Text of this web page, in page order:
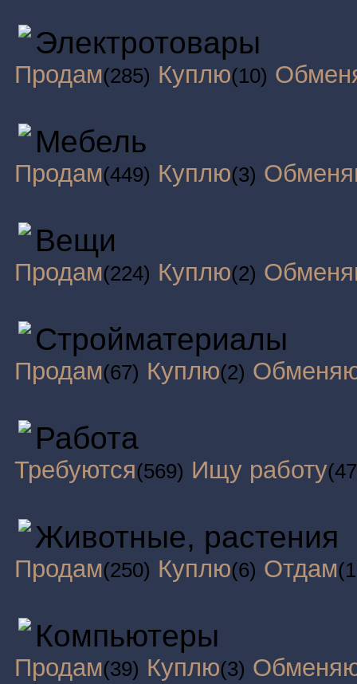
Электротовары
Продам(285) Куплю(10)
Мебель
Продам(449) Куплю(3)
Вещи
Продам(224) Куплю(2)
Стройматериалы
Продам(67) Куплю(2)
Работа
Требуются(569) Ищу работу
Животные, растения
Продам(250) Куплю(6) Отдам
Компьютеры
Продам(39) Куплю(3)